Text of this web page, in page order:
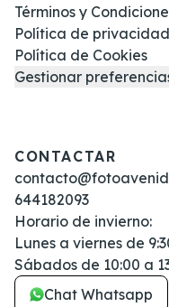
Términos y
Política de privacidad
Política de Cookies
Gestionar
CONTACTAR
644182093
Horario de invierno:
Lunes a viernes de
Sábados de 10:00 a
Chat Whatsapp